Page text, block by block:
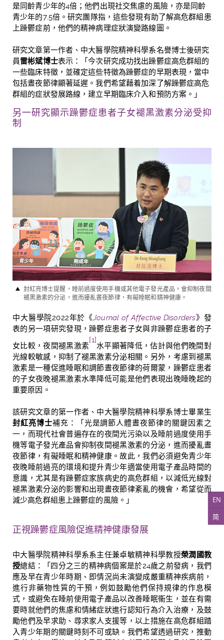
EN
简
是同齡青少年的4倍；他們出現社交焦慮的風險，亦是同齡
青少年的7.5倍 。研究團隊指，這些發現有助了解高危群組患
上躁鬱症前， 他們的精神病理症狀演變路線圖。
研究文章第一作者、中大醫學院精神科學系名譽博士後研究
員雷彬斌博士表示：「今次研究成功找出躁鬱症高危群組的
一些臨床特徵， 並確定這些特徵為躁鬱症的早期表現，當中
包括晝夜節律顯著延遲。我們希望藉着加深了解躁鬱症高危
群組的症狀發展路線，建立早期臨床介入和預防方案。」
另一研究顯示躁鬱症患者子女褪黑激素分泌受抑
制
封紅亮博士提醒，睡前過度使用手機或其他電子發光產品，會抑制夜間
褪黑激素的分泌，進而擾亂晝夜節律，有礙睡眠和精神健康。
中大醫學院2022年於《Journal of Affective Disorders》 發
表的另一項研究發現，躁鬱症患者子女與非躁鬱症患者的子
女比較，夜間褪黑激素
[1]
水平顯著降低，估計與他們 晚間對
光線較敏感，抑制了褪黑激素分泌相關。另外，考慮到褪黑
激素是一種促進睡眠和調節晝夜節律的荷爾蒙，躁鬱症患者
的子女夜晚褪黑激素水準降低可能是他們表現出晚睡晚起的
重要原因。
該研究文章的第一作者、中大醫學院精神科學系博士畢業生
封紅亮博士補充：「光是調節人體晝夜節律的關鍵因素之
一，而現代社會普遍存在的夜間光污染以及睡前過度使用手
機等電子發光產品會抑制夜間褪黑激素的分泌，進而擾亂晝
夜節律，有礙睡眠和精神健康。故此，我們必須避免青少年
夜晚睡前過亮的環境和提升青少年適當使用電子產品時間的
意識，尤其是有躁鬱症家族病史的高危群組，以減低光線對
褪黑激素分泌的影響和出現晝夜節律紊亂的機會，希望從而
減少高危群組患上躁鬱症的風險。」
正視躁鬱症風險促進精神健康發展
中大醫學院精神科學系系主任兼卓敏精神科學教授榮潤國教
授總結：「四分之三的精神病個案是於24歲之前發病，我們
應及早在青少年時期、即情況尚未演變成嚴重精神疾病前，
進行非藥物性質的干預，例如鼓勵他們保持規律的作息模
式，或避免在睡前使用電子產品以改善睡眠衞生， 並在有需
要時就他們的焦慮和情緒症狀進行認知行為介入治療 ，及鼓
勵他們及早求助、尋求家人支援等，以上措施在高危群組踏
入青少年期的關鍵時刻不可或缺。 我們希望透過研究，推動